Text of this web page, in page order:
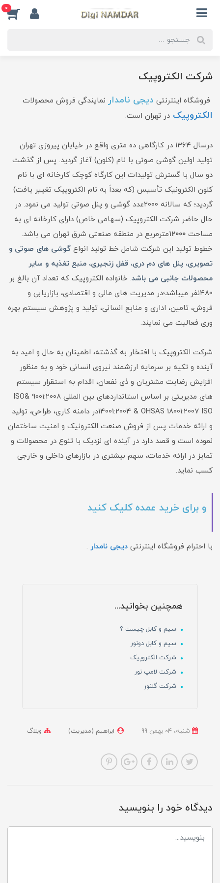
0
شرکت الکتروپیک
فروشگاه اینترنتی دیجی نامدار نمایندگی فروش محصولات
الکتروپیک در تهران است.
درسال ۱۳۶۴ در کارگاهی ده متری واقع در خیابان پیروزی تهران
تولید اولین گوشی صوتی با نام (کلون) آغاز گردید. پس از گذشت
دو سال با گسترش تولیدات این کارگاه کوچک کارخانه ای با نام
کلون الکترونیک تأسیس (که بعداً به نام الکتروپیک تغییر یافت)
گردید؛ که سالانه ۲۰۰۰عدد گوشی و پنل صوتی تولید می نمود. در
حال حاضر شرکت الکتروپیک (سهامی خاص) دارای کارخانه ای به
مساحت 12000مترمربع در منطقه صنعتی شرق تهران می باشد.
خطوط تولید این شرکت شامل خط تولید انواع گوشی های صوتی و
تصویری، پنل های دم دری، قفل زنجیری، منبع تغذیه و سایر
محصولات جانبی می باشد. خانواده الکتروپیک که تعداد آن بالغ بر
۴۸۰نفر میباشد؛در مدیریت های مالی و اقتصادی، بازاریابی و
فروش، تامین، اداری و منابع انسانی، تولید و پژوهش سیستم بهره
وری فعالیت می نمایند.
شرکت الکتروپیک با افتخار به گذشته، اطمینان به حال و امید به
آینده و تکیه بر سرمایه ارزشمند نیروی انسانی خود و به منظور
افزايش رضايت مشتریان و ذی نفعان، اقدام به استقرار سیستم
های مدیریتی بر اساس استانداردهای بین المللی 9001:2008 &ISO
14001:2004 & OHSAS 18001:2007 ISOدر دامنه کاری، طراحی، تولید
و ارائه خدمات پس از فروش صنعت الکترونیک و امنیت ساختمان
نموده است و قصد دارد در آینده ای نزدیک با تنوع در محصولات و
تمایز در ارائه خدمات، سهم بیشتری در بازارهای داخلی و خارجی
کسب نماید.
و برای خرید عمده کلیک کنید
با احترام فروشگاه اینترنتی دیجی نامدار .
همچنین بخوانید...
سیم و کابل چیست ؟
سیم و کابل دونور
شرکت الکتروپیک
شرکت لامپ نور
شرکت گلنور
شنبه، 04 بهمن 99 ابراهیم (مدیریت) وبلاگ
دیدگاه خود را بنویسید